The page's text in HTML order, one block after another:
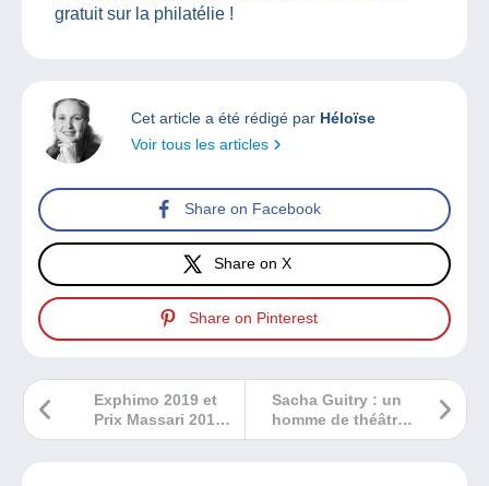
gratuit sur la philatélie !
Cet article a été rédigé par Héloïse
Voir tous les articles
Share on Facebook
Share on X
Share on Pinterest
Sacha Guitry : un
homme de théâtre
en cartes postales
Exphimo 2019 et
Prix Massari 2019 :
Les inscriptions